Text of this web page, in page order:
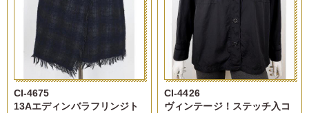
CI-4675
13Aエディンバラフリンジト
CI-4426
ヴィンテージ！ステッチ入コ